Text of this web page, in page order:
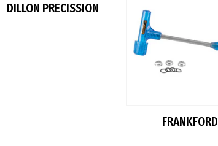
DILLON PRECISSION
FRANKFORD